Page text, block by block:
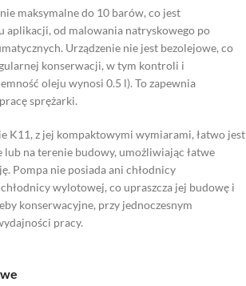
maksymalne do 10 barów, co jest
aplikacji, od malowania natryskowego po
Urządzenie nie jest bezolejowe, co
konserwacji, w tym kontroli i
oleju wynosi 0.5 l). To zapewnia
sprężarki.
K11, z jej kompaktowymi wymiarami, łatwo jest
lub na terenie budowy, umożliwiając łatwe
Pompa nie posiada ani chłodnicy
wylotowej, co upraszcza jej budowę i
konserwacyjne, przy jednoczesnym
pracy.